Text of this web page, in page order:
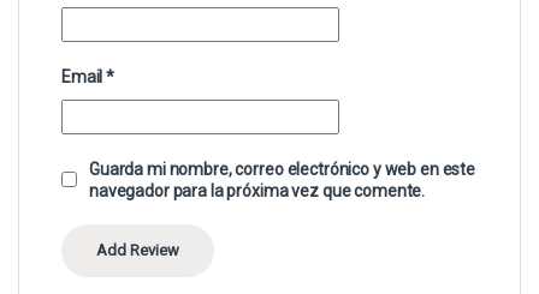
Email*
Guarda mi nombre, correo electrónico y web en este
navegador para la próxima vez que comente.